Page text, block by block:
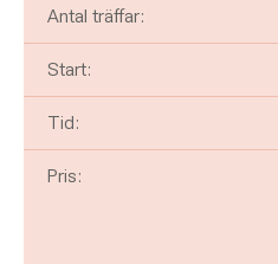
Antal träffar:
Start:
Tid:
Pris: